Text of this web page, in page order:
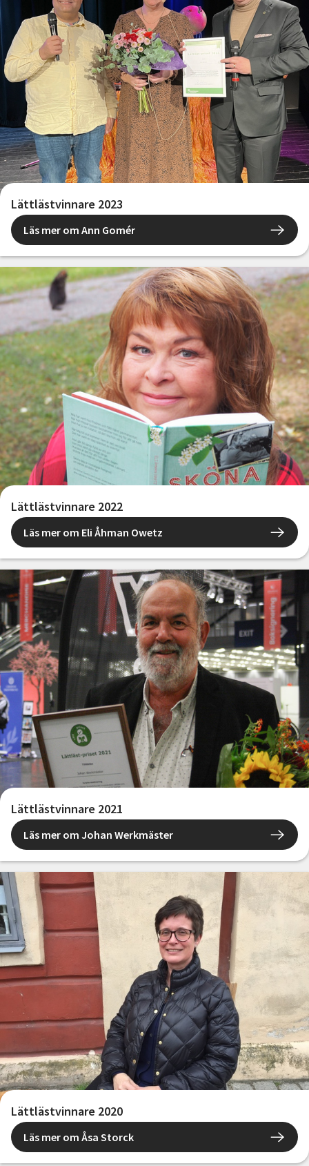
Lättlästvinnare 2023
Läs mer om Ann Gomér
Lättlästvinnare 2022
Läs mer om Eli Åhman Owetz
Lättlästvinnare 2021
Läs mer om Johan Werkmäster
Lättlästvinnare 2020
Läs mer om Åsa Storck